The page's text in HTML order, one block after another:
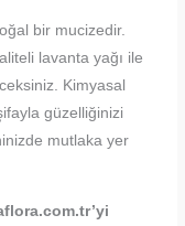
bir mucizedir.
lavanta yağı ile
Kimyasal
güzelliğinizi
mutlaka yer